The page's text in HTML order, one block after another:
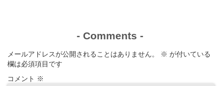
- Comments -
メールアドレスが公開されることはありません。 ※ が付いている
欄は必須項目です
コメント ※